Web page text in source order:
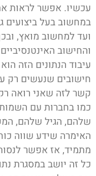
אפשר לראות את
בעל ביצועים
למחשוב מואץ, ובכן,
האינטנסיביים
הנתונים הזה הוא
שנעשים רק על
לזה שאני רואה רק
בחברות עם השמות
הגיל שלהם,
שידע שווה כוח
אז אפשר לנסות
זה יושב במסגרת